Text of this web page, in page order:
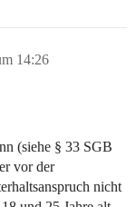
14:26
(siehe § 33 SGB
vor der
nicht